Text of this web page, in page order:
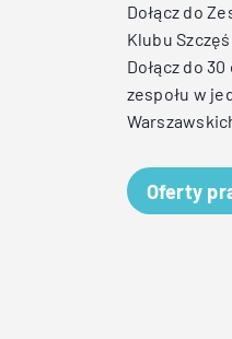
Dołącz do
Klubu
Dołącz do
zespołu w
Oferty